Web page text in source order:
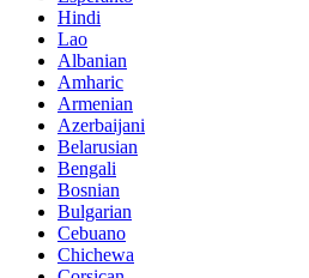
Hindi
Lao
Albanian
Amharic
Armenian
Azerbaijani
Belarusian
Bengali
Bosnian
Bulgarian
Cebuano
Chichewa